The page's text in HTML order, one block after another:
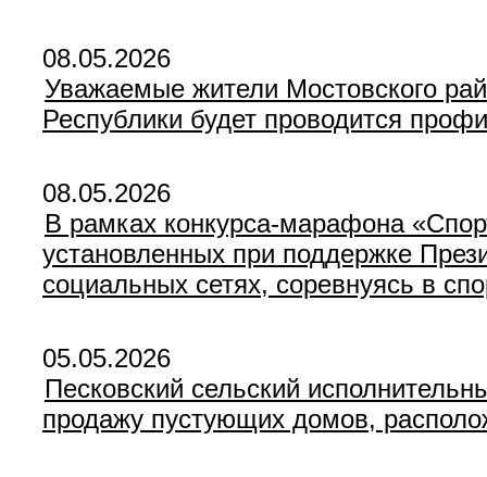
08.05.2026
Уважаемые жители Мостовского
Республики будет проводится
08.05.2026
В рамках конкурса-марафона
установленных при поддержке
социальных сетях, соревнуясь в
05.05.2026
Песковский сельский
продажу пустующих домов,